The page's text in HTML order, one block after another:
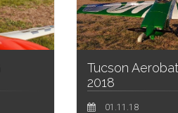
Tucson
2018
01.11.18